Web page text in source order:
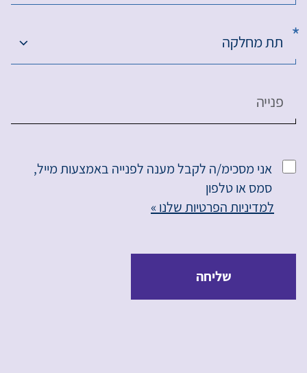
תת מחלקה
פנייה
אני מסכימ/ה לקבל מענה לפנייה באמצעות מייל,
סמס או טלפון
למדיניות הפרטיות שלנו »
שליחה